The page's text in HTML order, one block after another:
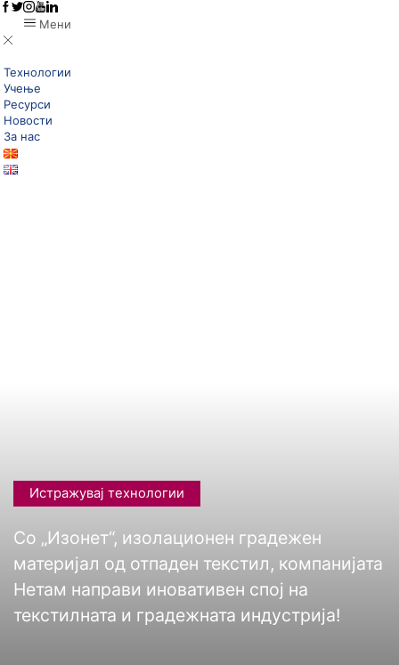
Мени
Технологии
Учење
Ресурси
Новости
За нас
Истражувај технологии
Со „Изонет“, изолационен градежен
материјал од отпаден текстил, компанијата
Нетам направи иновативен спој на
текстилната и градежната индустрија!